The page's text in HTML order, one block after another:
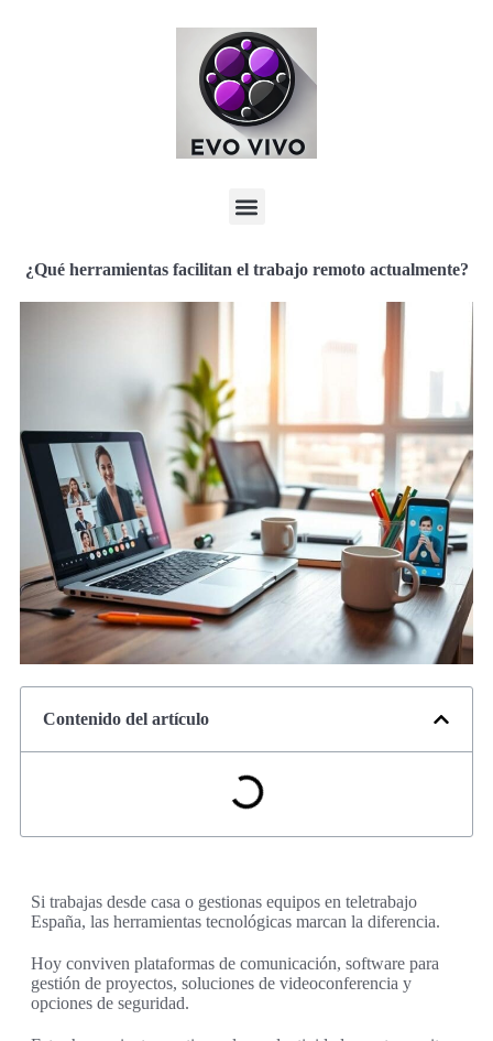
¿Qué herramientas facilitan el trabajo remoto actualmente?
Contenido del artículo
Si trabajas desde casa o gestionas equipos en teletrabajo
España, las herramientas tecnológicas marcan la diferencia.
Hoy conviven plataformas de comunicación, software para
gestión de proyectos, soluciones de videoconferencia y
opciones de seguridad.